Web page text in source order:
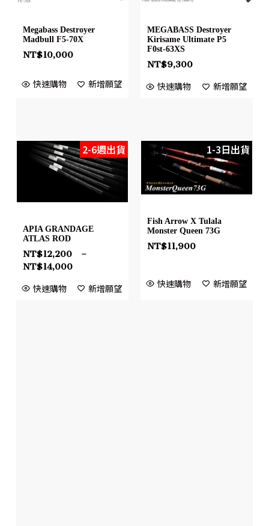
Megabass Destroyer
Madbull F5-70X
NT$10,000
快速購物 新增願望
MEGABASS Destroyer
Kirisame Ultimate P5
F0st-63XS
NT$9,300
快速購物 新增願望
2-6週出貨
APIA GRANDAGE
ATLAS ROD
NT$12,200
–
NT$14,000
快速購物 新增願望
1-3日出貨
Fish Arrow X Tulala
Monster Queen 73G
NT$11,900
快速購物 新增願望